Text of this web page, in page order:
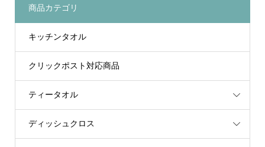
商品カテゴリ
キッチンタオル
クリックポスト対応商品
ティータオル
ディッシュクロス